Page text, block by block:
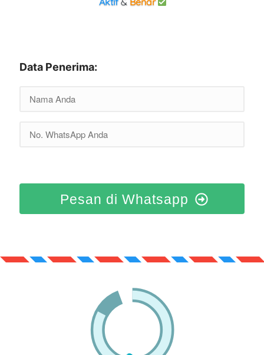
Data Penerima:
Pesan di Whatsapp